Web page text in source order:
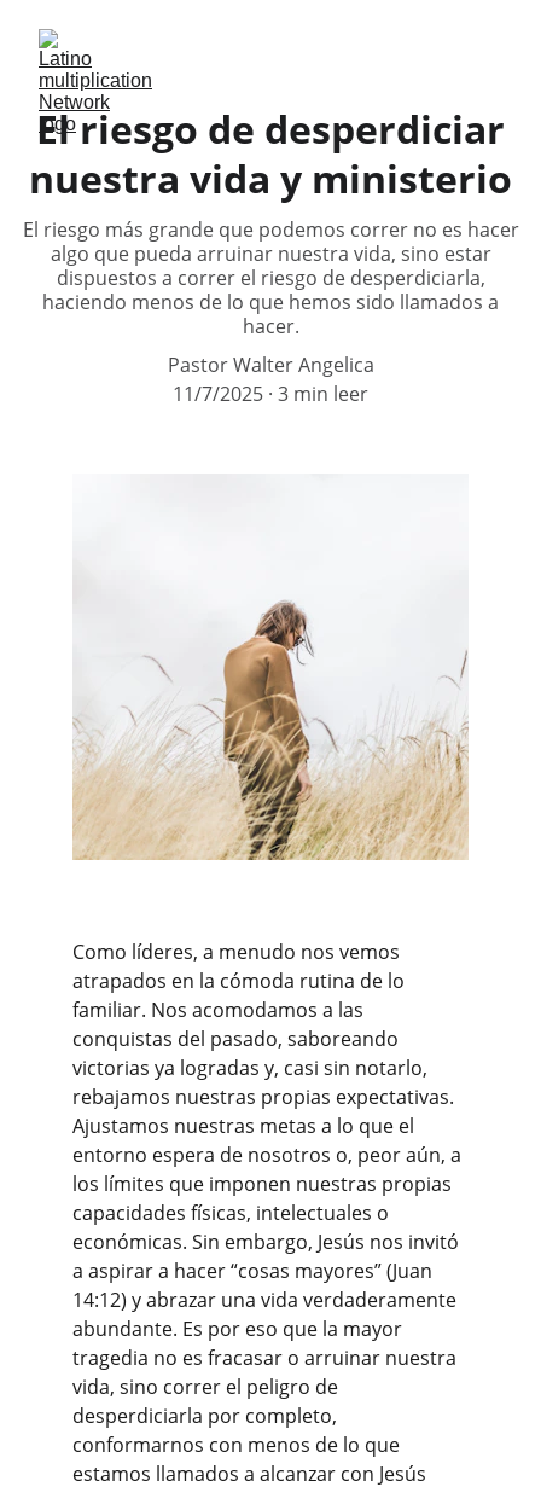
El riesgo de desperdiciar
nuestra vida y ministerio
El riesgo más grande que podemos correr no es hacer
algo que pueda arruinar nuestra vida, sino estar
dispuestos a correr el riesgo de desperdiciarla,
haciendo menos de lo que hemos sido llamados a
hacer.
Pastor Walter Angelica
11/7/2025 3 min leer
Como líderes, a menudo nos vemos
atrapados en la cómoda rutina de lo
familiar. Nos acomodamos a las
conquistas del pasado, saboreando
victorias ya logradas y, casi sin notarlo,
rebajamos nuestras propias expectativas.
Ajustamos nuestras metas a lo que el
entorno espera de nosotros o, peor aún, a
los límites que imponen nuestras propias
capacidades físicas, intelectuales o
económicas. Sin embargo, Jesús nos invitó
a aspirar a hacer “cosas mayores” (Juan
14:12) y abrazar una vida verdaderamente
abundante. Es por eso que la mayor
tragedia no es fracasar o arruinar nuestra
vida, sino correr el peligro de
desperdiciarla por completo,
conformarnos con menos de lo que
estamos llamados a alcanzar con Jesús